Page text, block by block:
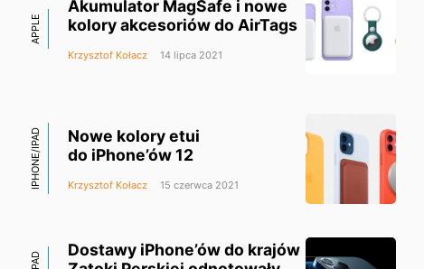
APPLE
Akumulator MagSafe i nowe
kolory akcesoriów do AirTags
Krzysztof Kołacz 14 lipca 2021
IPHONE/IPAD
Nowe kolory etui
do iPhone’ów 12
Krzysztof Kołacz 15 czerwca 2021
Dostawy iPhone’ów do krajów